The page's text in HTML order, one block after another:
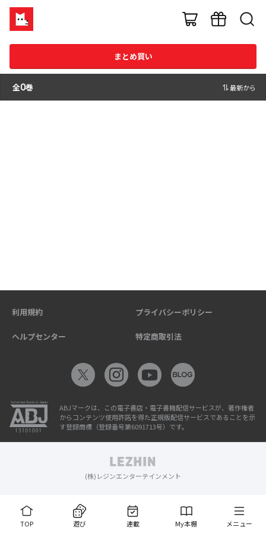
まとめ買い
全0巻 最新から
TOP 遊び 連載 My本棚 メニュー
利用規約 プライバシーポリシー
ヘルプセンター 特定商取引法
ABJマークは、この電子書店・電子書籍配信サービスが、著作権者
からコンテンツ使用許諾を得た正規版配信サービスであることを示
す登録商標（登録番号第6091713号）です。
(株)レジンエンターテインメント